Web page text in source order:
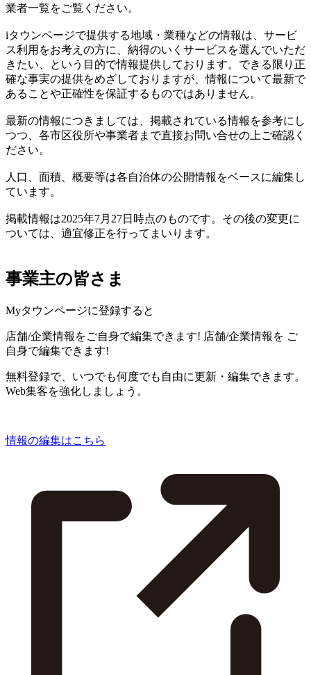
業者一覧をご覧ください。
iタウンページで提供する地域・業種などの情報は、サービ
ス利用をお考えの方に、納得のいくサービスを選んでいただ
きたい、という目的で情報提供しております。できる限り正
確な事実の提供をめざしておりますが、情報について最新で
あることや正確性を保証するものではありません。
最新の情報につきましては、掲載されている情報を参考にし
つつ、各市区役所や事業者まで直接お問い合せの上ご確認く
ださい。
人口、面積、概要等は各自治体の公開情報をベースに編集し
ています。
掲載情報は2025年7月27日時点のものです。その後の変更に
ついては、適宜修正を行ってまいります。
事業主の皆さま
Myタウンページに登録すると
店舗/企業情報をご自身で編集できます! 店舗/企業情報を ご
自身で編集できます!
無料登録で、いつでも何度でも自由に更新・編集できます。
Web集客を強化しましょう。
情報の編集はこちら